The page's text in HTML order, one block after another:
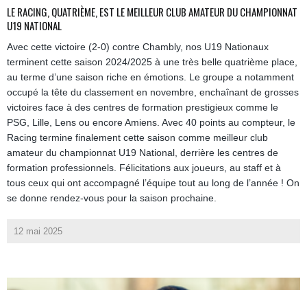
LE RACING, QUATRIÈME, EST LE MEILLEUR CLUB AMATEUR DU CHAMPIONNAT
U19 NATIONAL
Avec cette victoire (2-0) contre Chambly, nos U19 Nationaux
terminent cette saison 2024/2025 à une très belle quatrième place,
au terme d’une saison riche en émotions. Le groupe a notamment
occupé la tête du classement en novembre, enchaînant de grosses
victoires face à des centres de formation prestigieux comme le
PSG, Lille, Lens ou encore Amiens. Avec 40 points au compteur, le
Racing termine finalement cette saison comme meilleur club
amateur du championnat U19 National, derrière les centres de
formation professionnels. Félicitations aux joueurs, au staff et à
tous ceux qui ont accompagné l’équipe tout au long de l’année ! On
se donne rendez-vous pour la saison prochaine.
12 mai 2025